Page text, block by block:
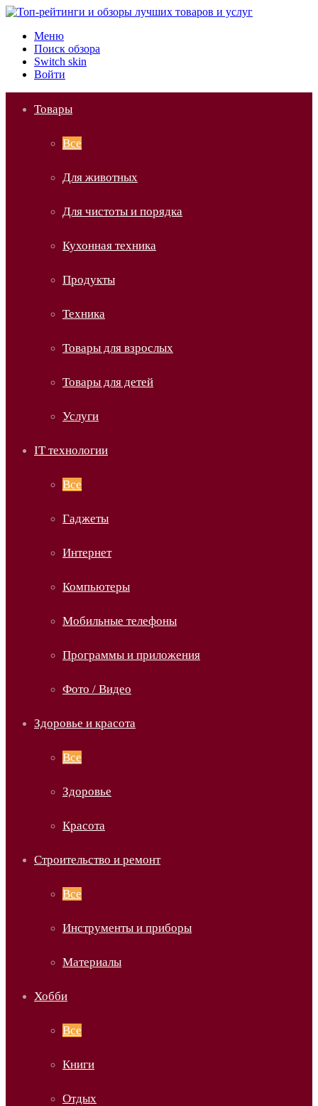
Меню
Поиск обзора
Switch skin
Войти
Товары
Все
Для животных
Для чистоты и порядка
Кухонная техника
Продукты
Техника
Товары для взрослых
Товары для детей
Услуги
IT технологии
Все
Гаджеты
Интернет
Компьютеры
Мобильные телефоны
Программы и приложения
Фото / Видео
Здоровье и красота
Все
Здоровье
Красота
Строительство и ремонт
Все
Инструменты и приборы
Материалы
Хобби
Все
Книги
Отдых